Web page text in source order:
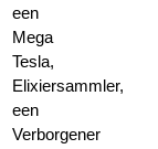
een
Mega
Tesla,
Elixiersammler,
een
Verborgener